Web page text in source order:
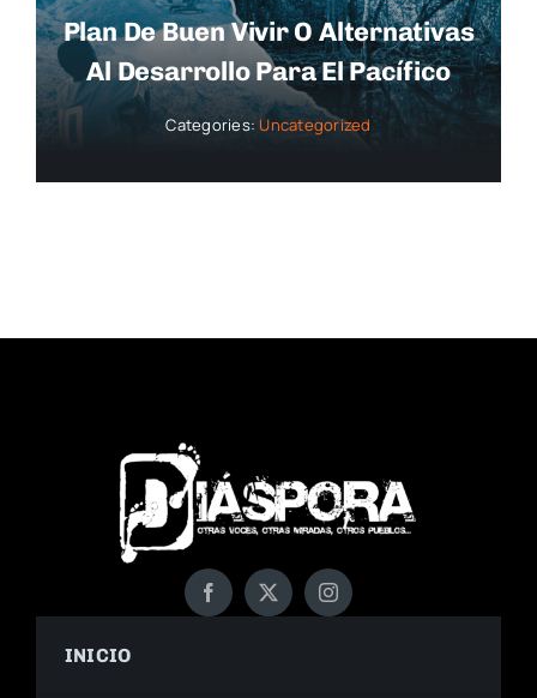
Plan De Buen Vivir O Alternativas
Al Desarrollo Para El Pacífico
Categories:Uncategorized
INICIO